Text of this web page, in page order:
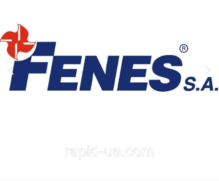
• Смазанные оси.
• Черное оксидное покрытие.
• Контакт из натурального
каучука.